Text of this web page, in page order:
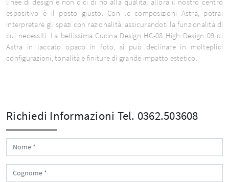
espositivo è il posto giusto. Con le composizioni Astra, potrai
interpretare gli spazi con razionalità, assicurandoti la funzionalità di
cui necessiti. La bellissima Cucina Design HC-08 High Design 09 di
Astra in laccato opaco in foto, si può declinare in molteplici
configurazioni, tonalità e finiture di grande impatto estetico.
Richiedi Informazioni Tel. 0362.503608